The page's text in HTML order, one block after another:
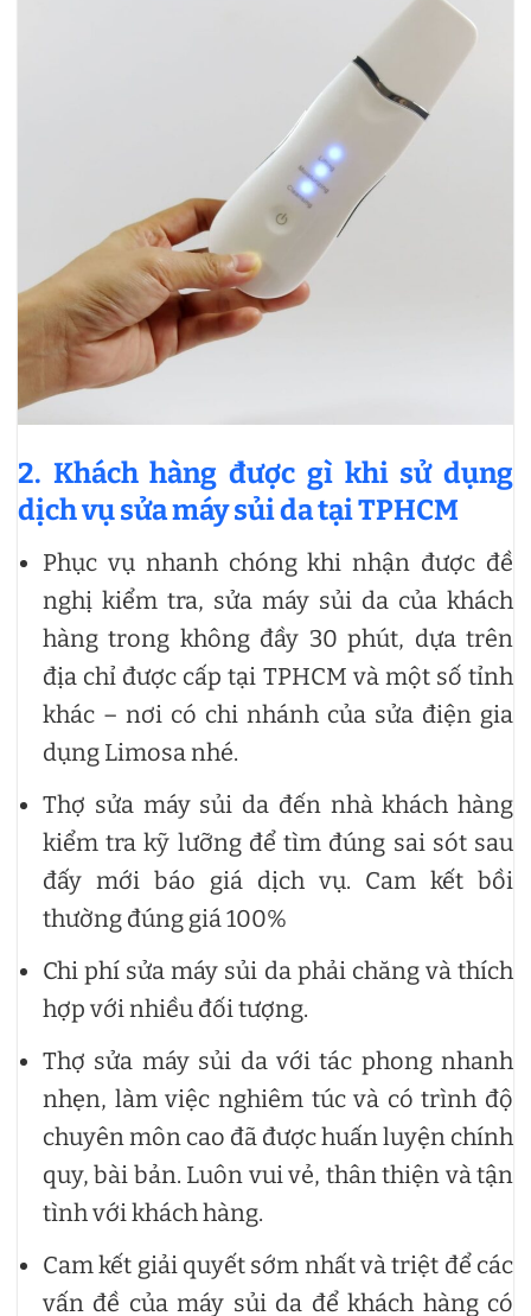
2. Khách hàng được gì khi sử dụng
dịch vụ sửa máy sủi da tại TPHCM
Phục vụ nhanh chóng khi nhận được đề
nghị kiểm tra, sửa máy sủi da của khách
hàng trong không đầy 30 phút, dựa trên
địa chỉ được cấp tại TPHCM và một số tỉnh
khác – nơi có chi nhánh của sửa điện gia
dụng Limosa nhé.
Thợ sửa máy sủi da đến nhà khách hàng
kiểm tra kỹ lưỡng để tìm đúng sai sót sau
đấy mới báo giá dịch vụ. Cam kết bồi
thường đúng giá 100%
Chi phí sửa máy sủi da phải chăng và thích
hợp với nhiều đối tượng.
Thợ sửa máy sủi da với tác phong nhanh
nhẹn, làm việc nghiêm túc và có trình độ
chuyên môn cao đã được huấn luyện chính
quy, bài bản. Luôn vui vẻ, thân thiện và tận
tình với khách hàng.
Cam kết giải quyết sớm nhất và triệt để các
vấn đề của máy sủi da để khách hàng có